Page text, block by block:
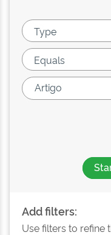
Add filters:
Use filters to refine